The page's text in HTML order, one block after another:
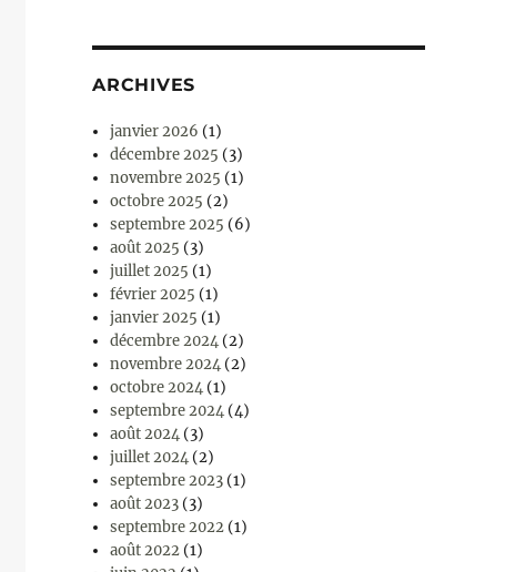
ARCHIVES
janvier 2026 (1)
décembre 2025 (3)
novembre 2025 (1)
octobre 2025 (2)
septembre 2025 (6)
août 2025 (3)
juillet 2025 (1)
février 2025 (1)
janvier 2025 (1)
décembre 2024 (2)
novembre 2024 (2)
octobre 2024 (1)
septembre 2024 (4)
août 2024 (3)
juillet 2024 (2)
septembre 2023 (1)
août 2023 (3)
septembre 2022 (1)
août 2022 (1)